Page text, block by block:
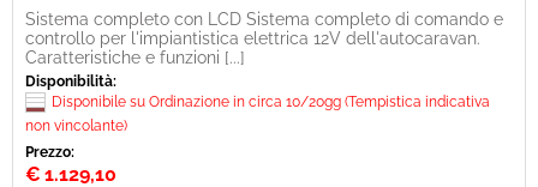
Sistema completo con LCD Sistema completo di comando e
controllo per l'impiantistica elettrica 12V dell'autocaravan.
Caratteristiche e funzioni [...]
Disponibilità:
Disponibile su Ordinazione in circa 10/20gg (Tempistica indicativa
non vincolante)
Prezzo:
€ 1.129,10